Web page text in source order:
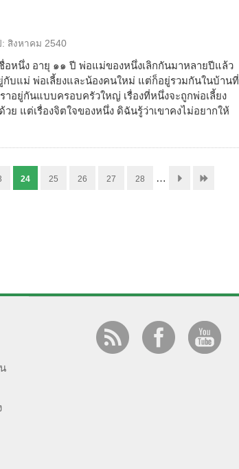
: สิงหาคม 2540
หนึ่ง อายุ ๑๑ ปี พ่อแม่ของหนึ่งเลิกกันมาหลายปีแล้ว
บแม่ พ่อเลี้ยงและน้องคนใหม่ แต่ก็อยู่รวมกันในบ้านที่
าอยู่กันแบบครอบครัวใหญ่ เรื่องที่หนึ่งจะถูกพ่อเลี้ยง
ย แต่เรื่องจิตใจของหนึ่ง ดิฉันรู้ว่าเขาคงไม่อยากให้
24 25 26 27 28 …